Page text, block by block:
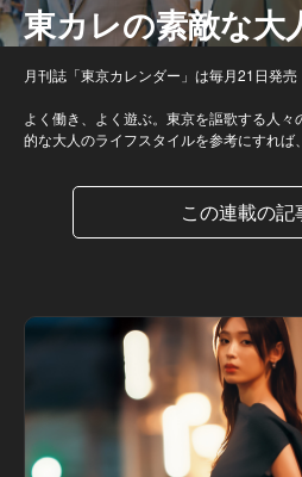
東カレの素敵な大
月刊誌「東京カレンダー」は毎月21日発売
よく働き、よく遊ぶ。東京を謳歌する人
的な大人のライフスタイルを参考にすれば
この連載の記